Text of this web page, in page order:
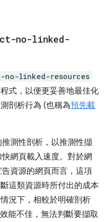
no-linked-
no-linked-resources
式，以便更妥善地最佳化
剖析行為 (也稱為預先載
測性剖析，以推測性擷
網頁載入速度。對於網
資源的網頁而言，這項
這類資源時所付出的成本
況下，相較於明確剖析
能不佳，無法判斷要擷取